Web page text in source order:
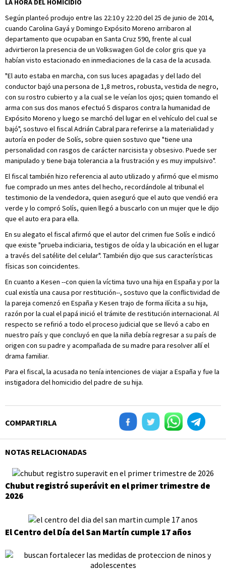
LA HORA DEL HOMICIDIO
Según planteó produjo entre las 22:10 y 22:20 del 25 de junio de 2014,
cuando Carolina Gayá y Domingo Expósito Moreno arribaron al
departamento que ocupaban en Santa Cruz 590, frente al cual
advirtieron la presencia de un Volkswagen Gol de color gris que ya
habían visto estacionado en inmediaciones de la casa de la acusada.
"El auto estaba en marcha, con sus luces apagadas y del lado del
conductor bajó una persona de 1,8 metros, robusta, vestida de negro,
con su rostro cubierto y a la cual se le veían los ojos; quien tomando el
arma con sus dos manos efectuó 5 disparos contra la humanidad de
Expósito Moreno y luego se marchó del lugar en el vehículo del cual se
bajó", sostuvo el fiscal Adrián Cabral para referirse a la materialidad y
autoría en poder de Solís, sobre quien sostuvo que "tiene una
personalidad con rasgos de carácter narcisista y obsesivo. Puede ser
manipulado y tiene baja tolerancia a la frustración y es muy impulsivo".
El fiscal también hizo referencia al auto utilizado y afirmó que el mismo
fue comprado un mes antes del hecho, recordándole al tribunal el
testimonio de la vendedora, quien aseguró que el auto que vendió era
verde y lo compró Solís, quien llegó a buscarlo con un mujer que le dijo
que el auto era para ella.
En su alegato el fiscal afirmó que el autor del crimen fue Solís e indicó
que existe "prueba indiciaria, testigos de oída y la ubicación en el lugar
a través del satélite del celular". También dijo que sus características
físicas son coincidentes.
En cuanto a Kesen --con quien la víctima tuvo una hija en España y por la
cual existía una causa por restitución--, sostuvo que la conflictividad de
la pareja comenzó en España y Kesen trajo de forma ilícita a su hija,
razón por la cual el papá inició el trámite de restitución internacional. Al
respecto se refirió a todo el proceso judicial que se llevó a cabo en
nuestro país y que concluyó en que la niña debía regresar a su país de
origen con su padre y acompañada de su madre para resolver allí el
drama familiar.
Para el fiscal, la acusada no tenía intenciones de viajar a España y fue la
instigadora del homicidio del padre de su hija.
COMPARTIRLA
NOTAS RELACIONADAS
Chubut registró superávit en el primer trimestre de
2026
El Centro del Día del San Martín cumple 17 años